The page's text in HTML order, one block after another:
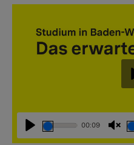
Abspielen
00:09